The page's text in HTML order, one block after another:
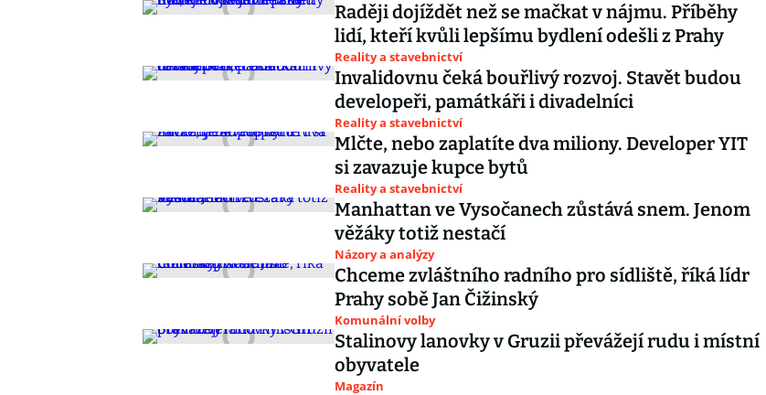
Raději dojíždět než se mačkat v nájmu. Příběhy
lidí, kteří kvůli lepšímu bydlení odešli z Prahy
Reality a stavebnictví
Invalidovnu čeká bouřlivý rozvoj. Stavět budou
developeři, památkáři i divadelníci
Reality a stavebnictví
Mlčte, nebo zaplatíte dva miliony. Developer YIT
si zavazuje kupce bytů
Reality a stavebnictví
Manhattan ve Vysočanech zůstává snem. Jenom
věžáky totiž nestačí
Názory a analýzy
Chceme zvláštního radního pro sídliště, říká lídr
Prahy sobě Jan Čižinský
Komunální volby
Stalinovy lanovky v Gruzii převážejí rudu i místní
obyvatele
Magazín